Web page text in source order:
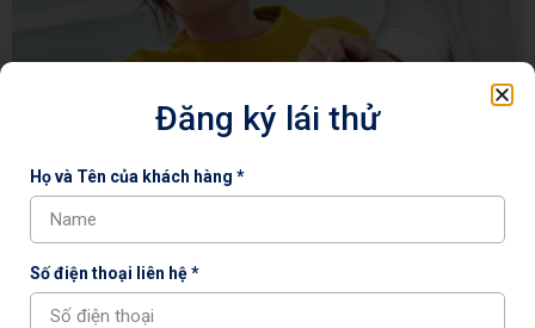
Giới thiệu
Tìm hiểu thêm
Đăng ký lái thử
Họ và Tên của khách hàng *
Số điện thoại liên hệ *